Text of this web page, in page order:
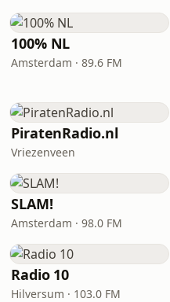
100% NL
Amsterdam · 89.6 FM
PiratenRadio.nl
Vriezenveen
SLAM!
Amsterdam · 98.0 FM
Radio 10
Hilversum · 103.0 FM